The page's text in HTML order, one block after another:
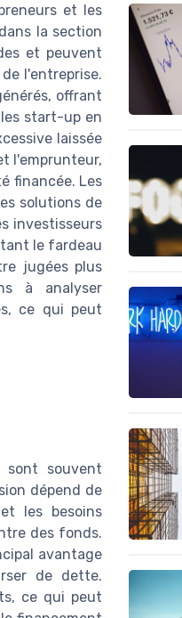
et les
la section
et peuvent
l'entreprise.
offrant
start-up en
laissée
l'emprunteur,
financée. Les
solutions de
investisseurs
le fardeau
jugées plus
à analyser
ce qui peut
sont souvent
dépend de
les besoins
des fonds.
avantage
de dette.
ce qui peut